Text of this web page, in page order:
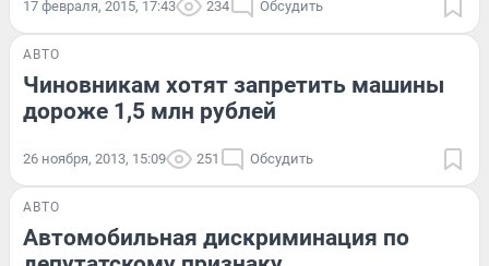
17 февраля, 2015, 17:43 234 Обсудить
АВТО
Чиновникам хотят запретить машины
дороже 1,5 млн рублей
26 ноября, 2013, 15:09 251 Обсудить
АВТО
Автомобильная дискриминация по